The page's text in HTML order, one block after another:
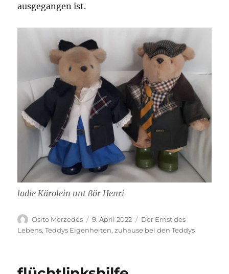
ausgegangen ist.
ladie Kärolein unt ßör Henri
Autor
Osito Merzedes
Veröffentlicht
am
9. April 2022 Kategorien
Der Ernst des
Lebens,Teddys Eigenheiten,zuhause bei den Teddys